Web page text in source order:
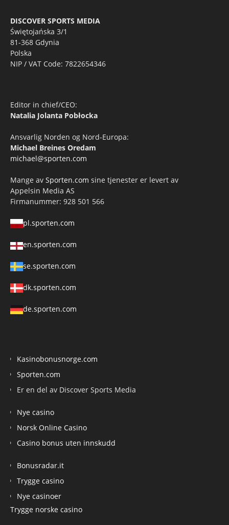
DISCOVER SPORTS MEDIA
Świętojańska 3/1
81-368 Gdynia
Polska
NIP / VAT Code: 7822654346
Editor in chief/CEO:
Natalia Jolanta Pobłocka
Ansvarlig Norden og Nord-Europa:
Michael Breines Oredam
michael@sporten.com
Mange av Sporten.com sine tjenester er levert av
Appelsin Media AS
Firmanummer: 928 501 566
pl.sporten.com
en.sporten.com
se.sporten.com
dk.sporten.com
de.sporten.com
Kasinobonusnorge.com
Sporten.com
Er en del av Discover Sports Media
Nye casino
Norsk Online Casino
Casino bonus uten innskudd
Bonusradar.it
Trygge casino
Nye casinoer
Trygge norske casino